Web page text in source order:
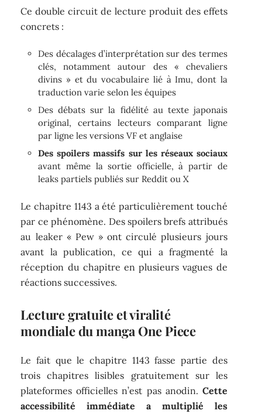
Ce double circuit de lecture produit des effets
concrets :
Des décalages d’interprétation sur des termes
clés, notamment autour des « chevaliers
divins » et du vocabulaire lié à Imu, dont la
traduction varie selon les équipes
Des débats sur la fidélité au texte japonais
original, certains lecteurs comparant ligne
par ligne les versions VF et anglaise
Des spoilers massifs sur les réseaux sociaux
avant même la sortie officielle, à partir de
leaks partiels publiés sur Reddit ou X
Le chapitre 1143 a été particulièrement touché
par ce phénomène. Des spoilers brefs attribués
au leaker « Pew » ont circulé plusieurs jours
avant la publication, ce qui a fragmenté la
réception du chapitre en plusieurs vagues de
réactions successives.
Lecture gratuite et viralité
mondiale du manga One Piece
Le fait que le chapitre 1143 fasse partie des
trois chapitres lisibles gratuitement sur les
plateformes officielles n’est pas anodin. Cette
accessibilité immédiate a multiplié les